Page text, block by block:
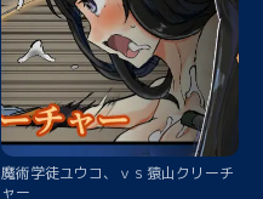
魔術学徒ユウコ、ｖｓ猿山クリーチ
ャー